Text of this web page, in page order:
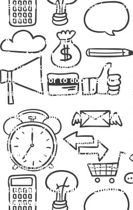
jenis armada, layanan (reguler
dipilih.
2. Apakah travel Cibinong
door to door?
Ya, banyak penyediatravel
melayani
door to door service,
alamat rumah dan diantar langsung
3. Apa saja pilihan armada
Ajibarang?
Armada yang umum digunakan
Ajibarang
antara lain Toyota Hiace,
hingga bus mini dengan fasilitas AC
4. Berapa lama waktu tempuh
Ajibarang?